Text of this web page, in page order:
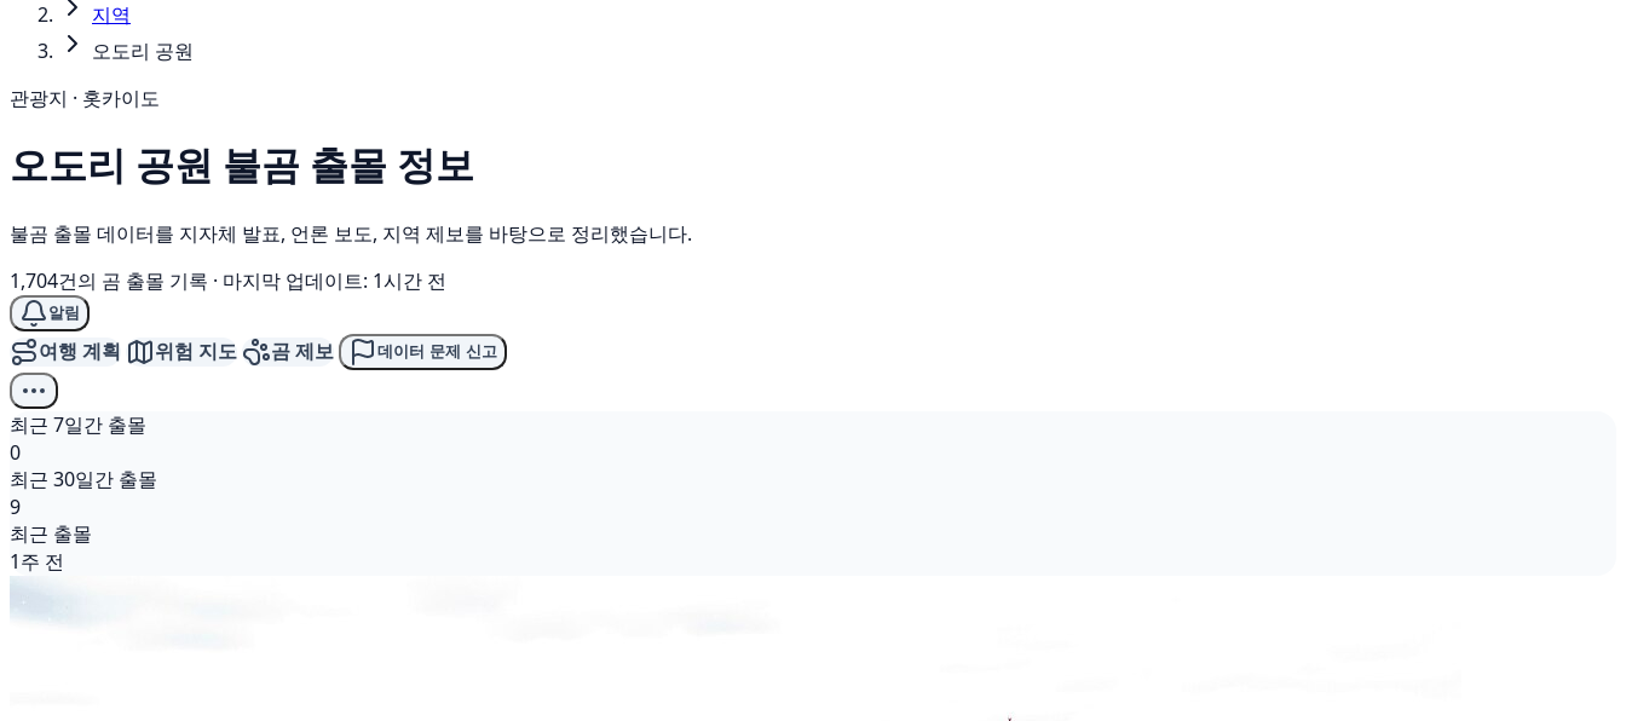
지역
오도리 공원
관광지 · 홋카이도
오도리 공원 불곰 출몰 정보
불곰 출몰 데이터를 지자체 발표, 언론 보도, 지역 제보를 바탕으로 정리했습니다.
1,704건의 곰 출몰 기록 · 마지막 업데이트: 1시간 전
알림
여행 계획 위험 지도 곰 제보 데이터 문제 신고
최근 7일간 출몰
0
최근 30일간 출몰
9
최근 출몰
1주 전